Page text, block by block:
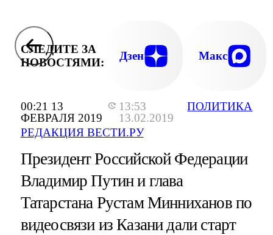
00:21 13
ФЕВРАЛЯ 2019
13:53
13.02.2019
РЕДАКЦИЯ ВЕСТИ.РУ
ПОЛИТИКА
СЛЕДИТЕ ЗА
НОВОСТЯМИ:
Дзен Макс
Президент Российской Федерации
Владимир Путин и глава
Татарстана Рустам Минниханов по
видеосвязи из Казани дали старт